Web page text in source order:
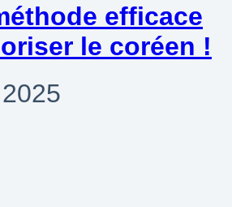
efficace
le coréen !